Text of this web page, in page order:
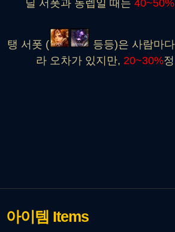
딜 서폿과 동렙일 때는 40~50%
탱 서폿 (
등등)은 사람마
라 오차가 있지만, 20~30%
아이템 Items